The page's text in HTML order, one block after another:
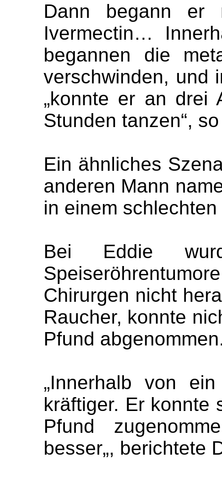
Dann begann er
Ivermectin…
begannen die
verschwinden, und
„konnte er an drei
Stunden tanzen“,
Ein ähnliches
anderen Mann
in einem
Bei Eddie
Chirurgen nicht
Raucher, konnte
Pfund
„Innerhalb von
kräftiger. Er konnte
Pfund
besser„, berichtete